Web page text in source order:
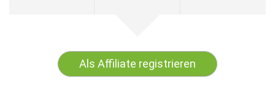
Als Affiliate registrieren